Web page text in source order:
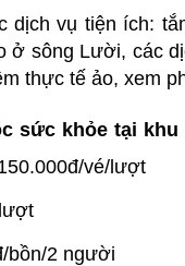
dịch vụ tiện ích:
sông Lười, các
thực tế ảo, xem
sức khỏe tại khu
vé/lượt
bồn/2 người